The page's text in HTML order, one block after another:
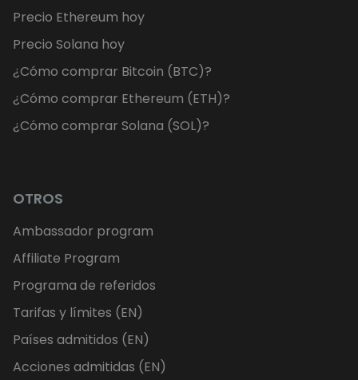
Precio Ethereum hoy
Precio Solana hoy
¿Cómo comprar Bitcoin (BTC)?
¿Cómo comprar Ethereum (ETH)?
¿Cómo comprar Solana (SOL)?
OTROS
Ambassador program
Affiliate Program
Programa de referidos
Tarifas y límites (EN)
Países admitidos (EN)
Acciones admitidas (EN)